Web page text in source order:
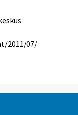
2011/07/